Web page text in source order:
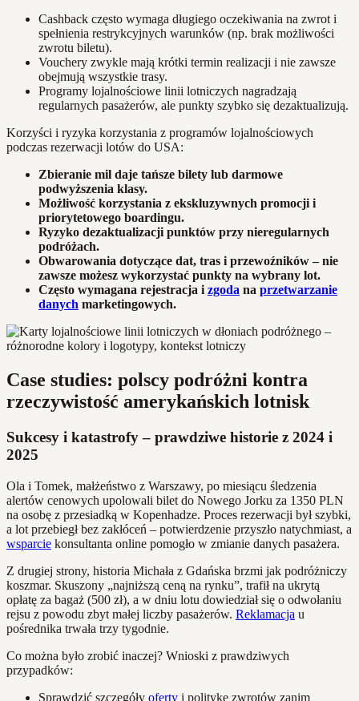
Cashback często wymaga długiego oczekiwania na zwrot i
spełnienia restrykcyjnych warunków (np. brak możliwości
zwrotu biletu).
Vouchery zwykle mają krótki termin realizacji i nie zawsze
obejmują wszystkie trasy.
Programy lojalnościowe linii lotniczych nagradzają
regularnych pasażerów, ale punkty szybko się dezaktualizują.
Korzyści i ryzyka korzystania z programów lojalnościowych
podczas rezerwacji lotów do USA:
Zbieranie mil daje tańsze bilety lub darmowe
podwyższenia klasy.
Możliwość korzystania z ekskluzywnych promocji i
priorytetowego boardingu.
Ryzyko dezaktualizacji punktów przy nieregularnych
podróżach.
Obwarowania dotyczące dat, tras i przewoźników – nie
zawsze możesz wykorzystać punkty na wybrany lot.
Często wymagana rejestracja izgoda na przetwarzanie
danych marketingowych.
Case studies: polscy podróżni kontra
rzeczywistość amerykańskich lotnisk
Sukcesy i katastrofy – prawdziwe historie z 2024 i
2025
Ola i Tomek, małżeństwo z Warszawy, po miesiącu śledzenia
alertów cenowych upolowali bilet do Nowego Jorku za 1350 PLN
na osobę z przesiadką w Kopenhadze. Proces rezerwacji był szybki,
a lot przebiegł bez zakłóceń – potwierdzenie przyszło natychmiast, a
wsparcie konsultanta online pomogło w zmianie danych pasażera.
Z drugiej strony, historia Michała z Gdańska brzmi jak podróżniczy
koszmar. Skuszony „najniższą ceną na rynku”, trafił na ukrytą
opłatę za bagaż (500 zł), a w dniu lotu dowiedział się o odwołaniu
rejsu z powodu zbyt małej liczby pasażerów. Reklamacja u
pośrednika trwała trzy tygodnie.
Co można było zrobić inaczej? Wnioski z prawdziwych
przypadków:
Sprawdzić szczegóły oferty i politykę zwrotów zanim